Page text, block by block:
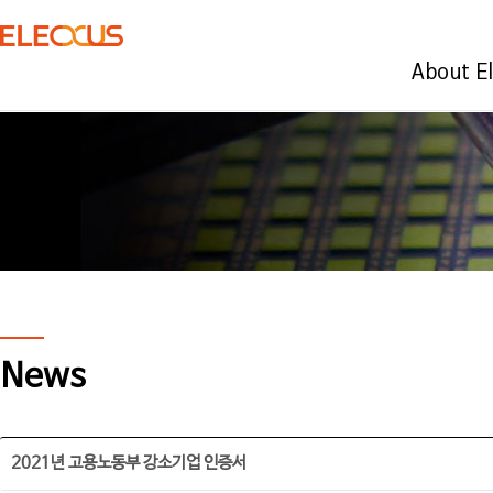
About
News
2021년 고용노동부 강소기업 인증서